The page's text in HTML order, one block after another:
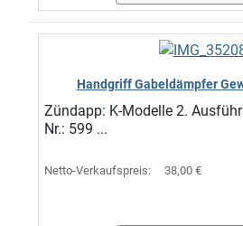
Handgriff Gabeldämpfer
Zündapp: K-Modelle 2.
Nr.: 599 ...
Netto-Verkaufspreis: 38,00 €